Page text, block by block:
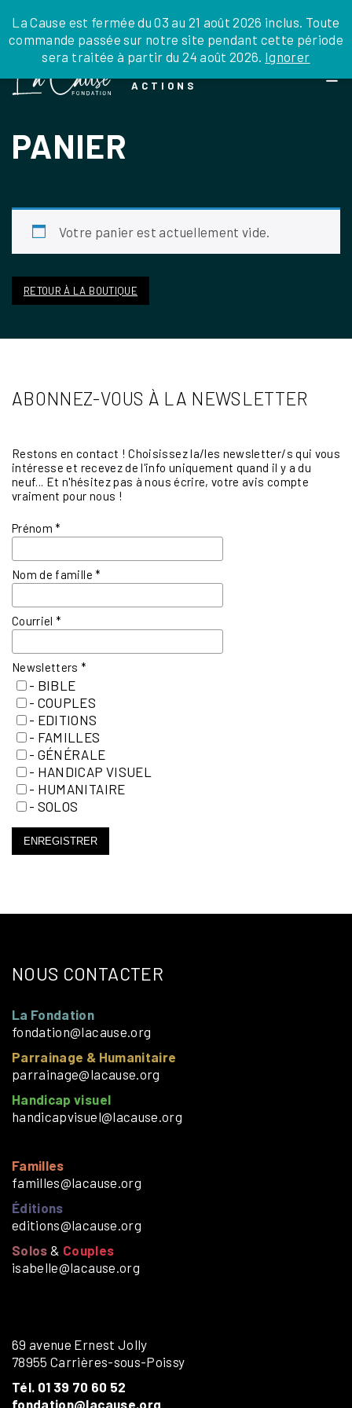
to
the
La Cause est fermée du 03 au 21 août 2026 inclus. Toute
commande passée sur notre site pendant cette période
sera traitée à partir du 24 août 2026. Ignorer
JE DONNE JE PARRAINE NOUS SOUTENIR
DEPUIS LA
DEPUIS
EN TANT
ACTIONS
PANIER
Votre panier est actuellement vide.
RETOUR À LA BOUTIQUE
ABONNEZ-VOUS À LA NEWSLETTER
Restons en contact ! Choisissez la/les newsletter/s qui vous
intéresse et recevez de l'info uniquement quand il y a du
neuf... Et n'hésitez pas à nous écrire, votre avis compte
vraiment pour nous !
Prénom*
Nom de famille*
Courriel*
Newsletters*
- BIBLE
- COUPLES
- EDITIONS
- FAMILLES
- GÉNÉRALE
- HANDICAP VISUEL
- HUMANITAIRE
- SOLOS
ENREGISTRER
NOUS CONTACTER
La Fondation
fondation@lacause.org
Parrainage & Humanitaire
parrainage@lacause.org
Handicap visuel
handicapvisuel@lacause.org
Familles
familles@lacause.org
Éditions
editions@lacause.org
Solos & Couples
isabelle@lacause.org
69 avenue Ernest Jolly
78955 Carrières-sous-Poissy
Tél. 01 39 70 60 52
fondation@lacause.org